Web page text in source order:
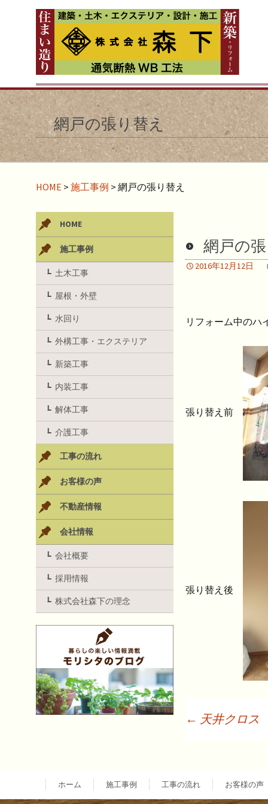
網戸の張り替え
HOME > 施工事例 > 網戸の張り替え
網戸の
2016年12月12日
リフォーム中のハ
張り替え前
張り替え後
稿
← 天井クロス
HOME
施工事例
土木工事
屋根・外壁
水回り
外構工事・エクステリア
新築工事
内装工事
解体工事
介護工事
工事の流れ
お客様の声
不動産情報
会社情報
会社概要
採用情報
株式会社森下の理念
ホーム 施工事例 工事の流れ お客様の声